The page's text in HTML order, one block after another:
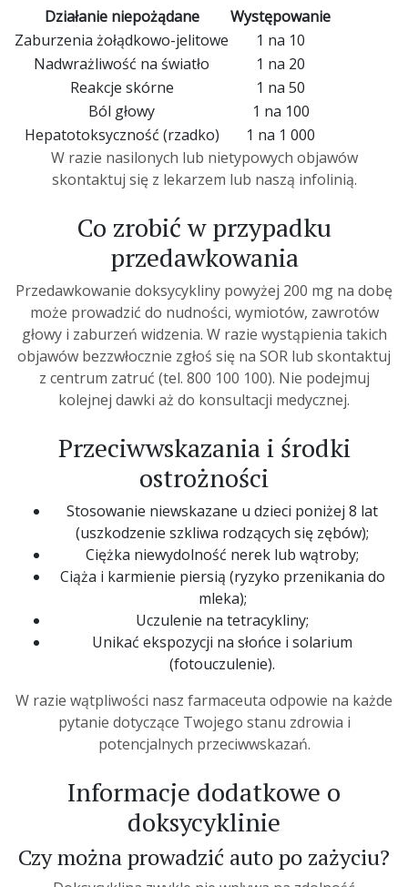
Działanie niepożądane
Występowanie
Zaburzenia żołądkowo-jelitowe
1 na 10
Nadwrażliwość na światło
1 na 20
Reakcje skórne
1 na 50
Ból głowy
1 na 100
Hepatotoksyczność (rzadko)
1 na 1 000
W razie nasilonych lub nietypowych objawów
skontaktuj się z lekarzem lub naszą infolinią.
Co zrobić w przypadku
przedawkowania
Przedawkowanie doksycykliny powyżej 200 mg na dobę
może prowadzić do nudności, wymiotów, zawrotów
głowy i zaburzeń widzenia. W razie wystąpienia takich
objawów bezzwłocznie zgłoś się na SOR lub skontaktuj
z centrum zatruć (tel. 800 100 100). Nie podejmuj
kolejnej dawki aż do konsultacji medycznej.
Przeciwwskazania i środki
ostrożności
Stosowanie niewskazane u dzieci poniżej 8 lat
(uszkodzenie szkliwa rodzących się zębów);
Ciężka niewydolność nerek lub wątroby;
Ciąża i karmienie piersią (ryzyko przenikania do
mleka);
Uczulenie na tetracykliny;
Unikać ekspozycji na słońce i solarium
(fotouczulenie).
W razie wątpliwości nasz farmaceuta odpowie na każde
pytanie dotyczące Twojego stanu zdrowia i
potencjalnych przeciwwskazań.
Informacje dodatkowe o
doksycyklinie
Czy można prowadzić auto po zażyciu?